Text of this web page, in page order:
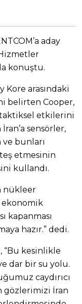
aday
konuştu.
Kore arasındaki
belirten Cooper,
taktiksel etkilerini
sensörler,
ve bunları
etmesinin
kullandı.
nükleer
ekonomik
kapanması
hazır.” dedi.
“Bu kesinlikle
dar bir su yolu.
caydırıcı
gözlerimizi İran